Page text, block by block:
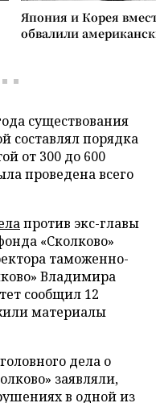
Япония и Корея
обвалили
существования
составлял порядка
от 300 до 600
проведена всего
против экс-главы
«Сколково»
таможенно-
Владимира
сообщил 12
материалы
дела о
заявляли,
в одной из